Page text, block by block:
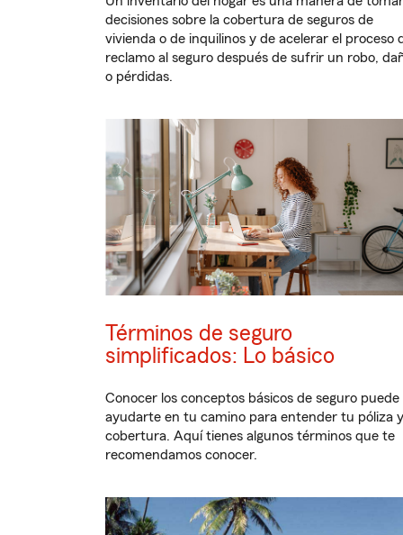
decisiones sobre la cobertura de seguros de
vivienda o de inquilinos y de acelerar el proceso
reclamo al seguro después de sufrir un robo,
o pérdidas.
Términos de seguro
simplificados: Lo básico
Conocer los conceptos básicos de seguro puede
ayudarte en tu camino para entender tu póliza y
cobertura. Aquí tienes algunos términos que te
recomendamos conocer.